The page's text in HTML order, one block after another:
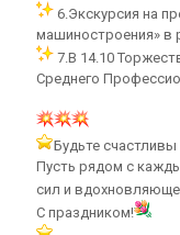
6.Экскурсия на
машиностроения» в
7.В 14.10
Среднего
Будьте
Пусть рядом с
сил и
С праздником!